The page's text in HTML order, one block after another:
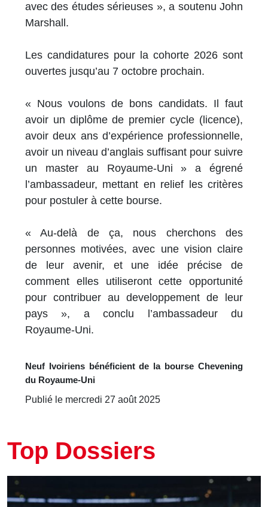
avec des études sérieuses », a soutenu John
Marshall.
Les candidatures pour la cohorte 2026 sont
ouvertes jusqu’au 7 octobre prochain.
« Nous voulons de bons candidats. Il faut
avoir un diplôme de premier cycle (licence),
avoir deux ans d’expérience professionnelle,
avoir un niveau d’anglais suffisant pour suivre
un master au Royaume-Uni » a égrené
l’ambassadeur, mettant en relief les critères
pour postuler à cette bourse.
« Au-delà de ça, nous cherchons des
personnes motivées, avec une vision claire
de leur avenir, et une idée précise de
comment elles utiliseront cette opportunité
pour contribuer au developpement de leur
pays », a conclu l’ambassadeur du
Royaume-Uni.
Neuf Ivoiriens bénéficient de la bourse Chevening
du Royaume-Uni
Publié le mercredi 27 août 2025
Top Dossiers